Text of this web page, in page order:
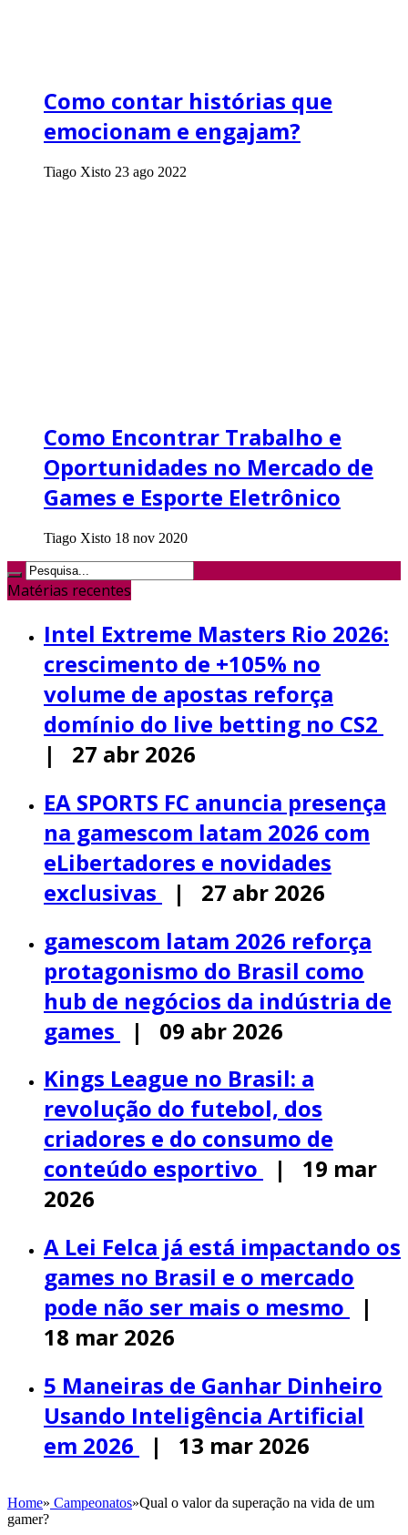
Como contar histórias que
emocionam e engajam?
Tiago Xisto 23 ago 2022
Como Encontrar Trabalho e
Oportunidades no Mercado de
Games e Esporte Eletrônico
Tiago Xisto 18 nov 2020
Matérias recentes
Intel Extreme Masters Rio 2026:
crescimento de +105% no
volume de apostas reforça
domínio do live betting no CS2
| 27 abr 2026
EA SPORTS FC anuncia presença
na gamescom latam 2026 com
eLibertadores e novidades
exclusivas
| 27 abr 2026
gamescom latam 2026 reforça
protagonismo do Brasil como
hub de negócios da indústria de
games
| 09 abr 2026
Kings League no Brasil: a
revolução do futebol, dos
criadores e do consumo de
conteúdo esportivo
| 19 mar
2026
A Lei Felca já está impactando os
games no Brasil e o mercado
pode não ser mais o mesmo
|
18 mar 2026
5 Maneiras de Ganhar Dinheiro
Usando Inteligência Artificial
em 2026
| 13 mar 2026
Home» Campeonatos»Qual o valor da superação na vida de um
gamer?